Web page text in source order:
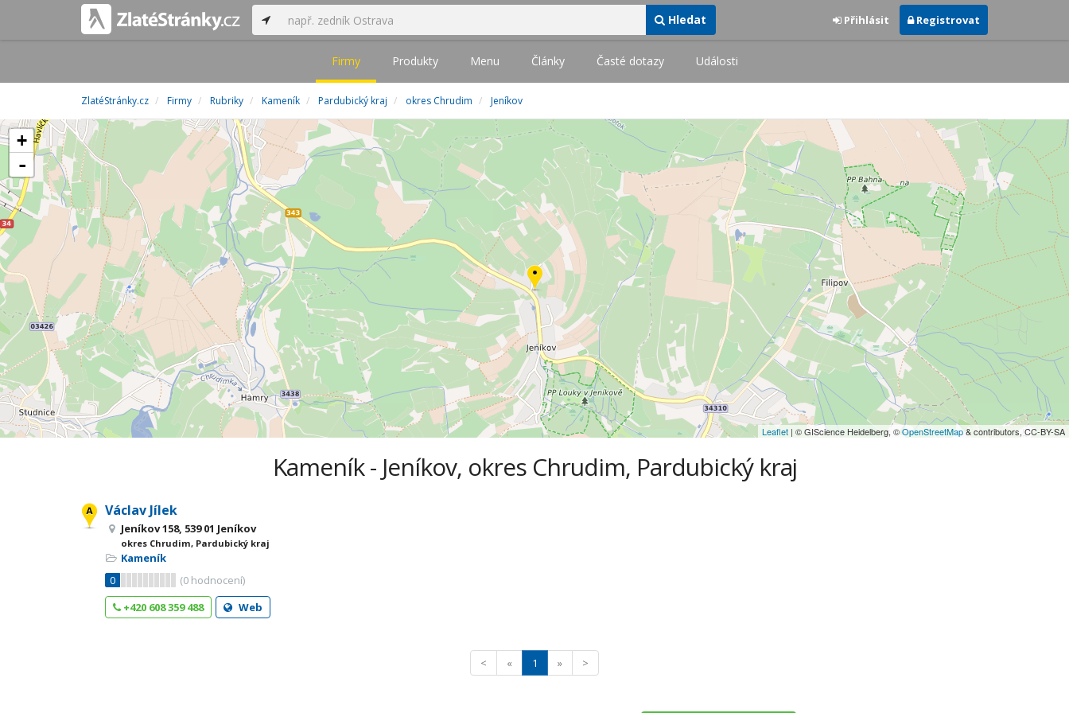
Hledat Přihlásit Registrovat
Firmy Produkty Menu Články Časté dotazy Události
ZlatéStránky.cz Firmy Rubriky Kameník Pardubický kraj okres Chrudim Jeníkov
+
-
Leaflet | © GIScience Heidelberg, ©OpenStreetMap& contributors, CC-BY-SA
Kameník - Jeníkov, okres Chrudim, Pardubický kraj
Václav Jílek
Jeníkov 158, 539 01 Jeníkov
okres Chrudim, Pardubický kraj
Kameník
0
(0 hodnocení)
+420 608 359 488
Web
< « 1 » >